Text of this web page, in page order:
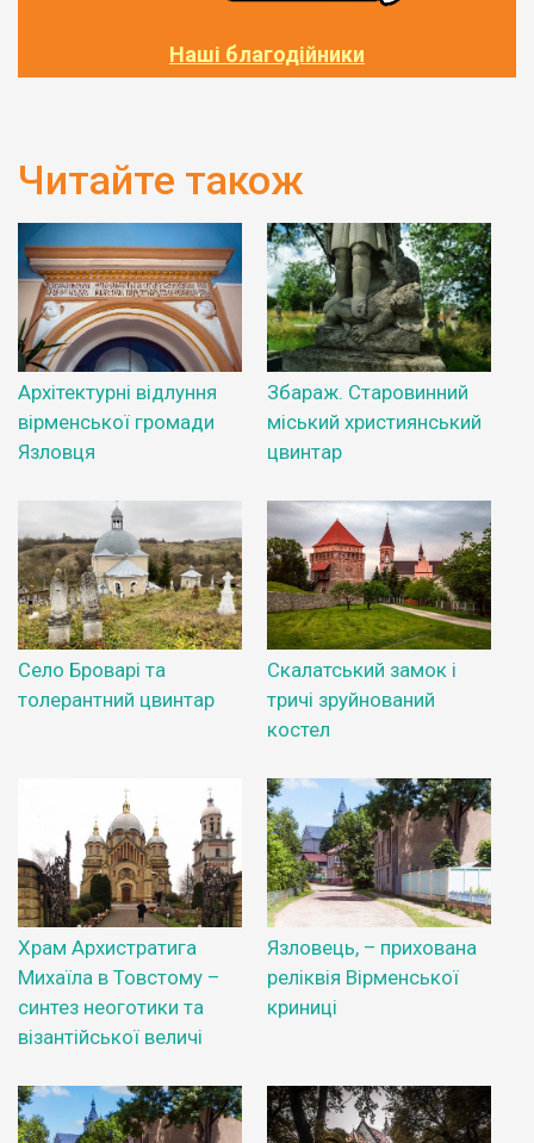
Наші благодійники
Читайте також
Архітектурні відлуння
вірменської громади
Язловця
Збараж. Старовинний
міський християнський
цвинтар
Село Броварі та
толерантний цвинтар
Скалатський замок і
тричі зруйнований
костел
Храм Архистратига
Михаїла в Товстому –
синтез неоготики та
візантійської величі
Язловець, – прихована
реліквія Вірменської
криниці